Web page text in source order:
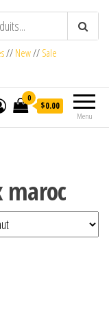
// New// Sale
Menu
0
$0.00
maroc